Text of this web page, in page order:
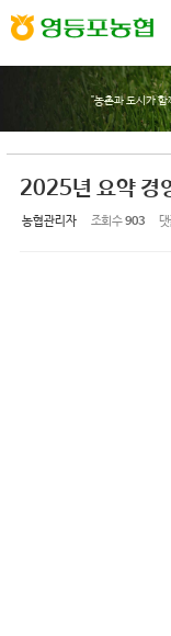
"농촌과 도시가
2025년 요약 경
농협관리자 조회 수903